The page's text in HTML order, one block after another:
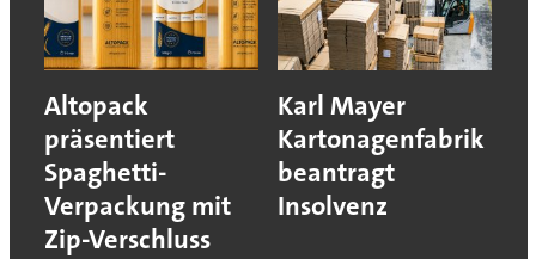
Altopack
präsentiert
Spaghetti-
Verpackung mit
Zip-Verschluss
Karl Mayer
Kartonagenfabrik
beantragt
Insolvenz